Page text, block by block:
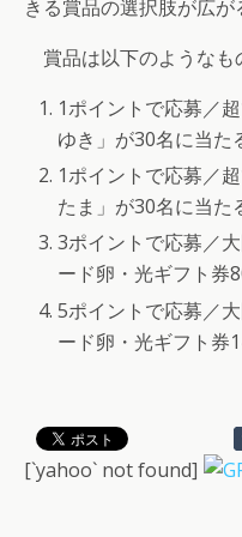
きる賞品の選択肢が広が
賞品は以下のようなも
1ポイントで応募／
ゆき」が30名に当た
1ポイントで応募／
たま」が30名に当た
3ポイントで応募／
ード卵・光ギフト券
5ポイントで応募／
ード卵・光ギフト券
[`yahoo` not found]